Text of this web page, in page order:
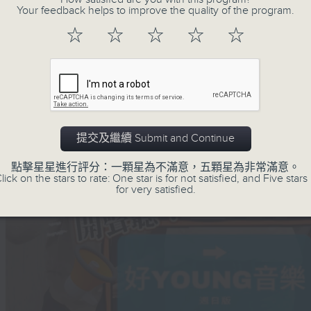
Your feedback helps to improve the quality of the program.
☆ ☆ ☆ ☆ ☆
提交及繼續 Submit and Continue
點擊星星進行評分：一顆星為不滿意，五顆星為非常滿意。
on the stars to rate: One star is for not satisfied, and Five stars
for very satisfied.